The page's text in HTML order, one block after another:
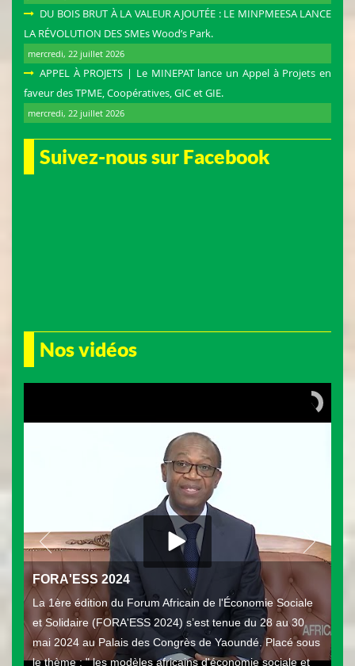
DU BOIS BRUT À LA VALEUR AJOUTÉE : LE MINPMEESA LANCE
LA RÉVOLUTION DES SMEs Wood’s Park.
mercredi, 22 juillet 2026
APPEL À PROJETS | Le MINEPAT lance un Appel à Projets en
faveur des TPME, Coopératives, GIC et GIE.
mercredi, 22 juillet 2026
Suivez-nous sur Facebook
Nos vidéos
FORA'ESS 2024
La 1ère édition du Forum Africain de l'Économie Sociale
et Solidaire (FORA'ESS 2024) s’est tenue du 28 au 30
mai 2024 au Palais des Congrès de Yaoundé. Placé sous
le thème : " les modèles africains d'économie sociale et